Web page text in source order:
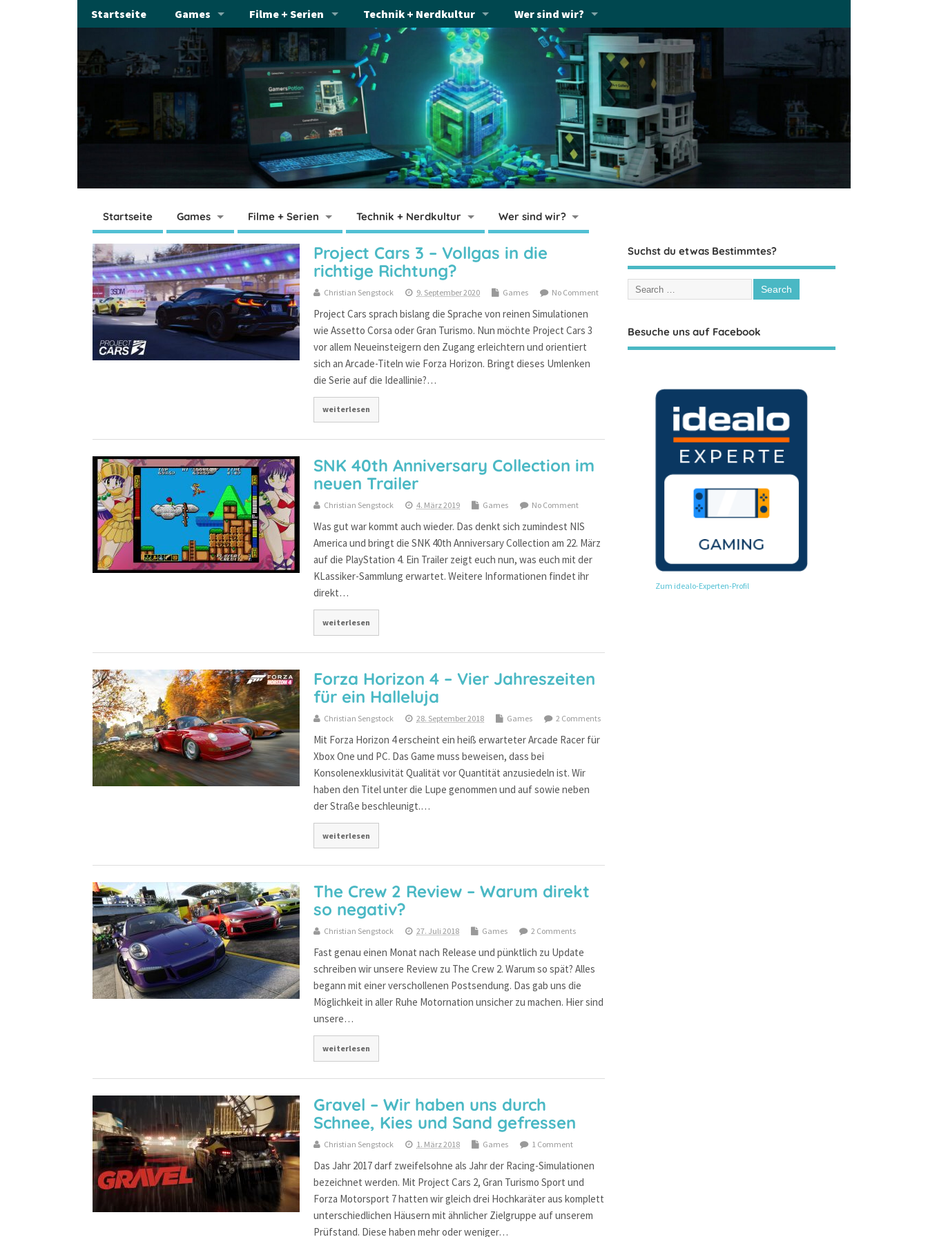
Startseite Games Filme + Serien Technik + Nerdkultur Wer sind wir?
Startseite Games Filme + Serien Technik + Nerdkultur Wer sind wir?
Project Cars 3 – Vollgas in die
richtige Richtung?
Christian Sengstock 9. September 2020 Games No Comment
Project Cars sprach bislang die Sprache von reinen Simulationen
wie Assetto Corsa oder Gran Turismo. Nun möchte Project Cars 3
vor allem Neueinsteigern den Zugang erleichtern und orientiert
sich an Arcade-Titeln wie Forza Horizon. Bringt dieses Umlenken
die Serie auf die Ideallinie?…
weiterlesen
SNK 40th Anniversary Collection im
neuen Trailer
Christian Sengstock 4. März 2019 Games No Comment
Was gut war kommt auch wieder. Das denkt sich zumindest NIS
America und bringt die SNK 40th Anniversary Collection am 22. März
auf die PlayStation 4. Ein Trailer zeigt euch nun, was euch mit der
KLassiker-Sammlung erwartet. Weitere Informationen findet ihr
direkt…
weiterlesen
Forza Horizon 4 – Vier Jahreszeiten
für ein Halleluja
Christian Sengstock 28. September 2018 Games 2 Comments
Mit Forza Horizon 4 erscheint ein heiß erwarteter Arcade Racer für
Xbox One und PC. Das Game muss beweisen, dass bei
Konsolenexklusivität Qualität vor Quantität anzusiedeln ist. Wir
haben den Titel unter die Lupe genommen und auf sowie neben
der Straße beschleunigt.…
weiterlesen
The Crew 2 Review – Warum direkt
so negativ?
Christian Sengstock 27. Juli 2018 Games 2 Comments
Fast genau einen Monat nach Release und pünktlich zu Update
schreiben wir unsere Review zu The Crew 2. Warum so spät? Alles
begann mit einer verschollenen Postsendung. Das gab uns die
Möglichkeit in aller Ruhe Motornation unsicher zu machen. Hier sind
unsere…
weiterlesen
Gravel – Wir haben uns durch
Schnee, Kies und Sand gefressen
Christian Sengstock 1. März 2018 Games 1 Comment
Das Jahr 2017 darf zweifelsohne als Jahr der Racing-Simulationen
bezeichnet werden. Mit Project Cars 2, Gran Turismo Sport und
Forza Motorsport 7 hatten wir gleich drei Hochkaräter aus komplett
unterschiedlichen Häusern mit ähnlicher Zielgruppe auf unserem
Prüfstand. Diese haben mehr oder weniger…
Suchst du etwas Bestimmtes?
Besuche uns auf Facebook
Zum idealo-Experten-Profil